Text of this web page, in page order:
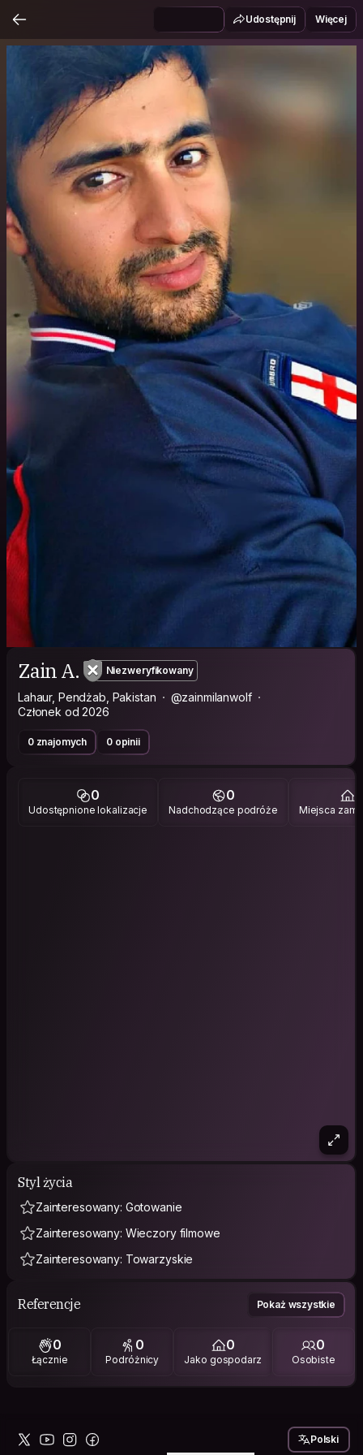
Udostępnij Więcej
Zain A. Niezweryfikowany
Lahaur, Pendżab, Pakistan
@zainmilanwolf
Członek od 2026
0 znajomych 0 opinii
0
Udostępnione lokalizacje
0
Nadchodzące podróże Miejsca
Styl życia
Zainteresowany: Gotowanie
Zainteresowany: Wieczory filmowe
Zainteresowany: Towarzyskie
Referencje Pokaż wszystkie
0
Łącznie
0
Podróżnicy
0
Jako gospodarz
0
Osobiste
Polski